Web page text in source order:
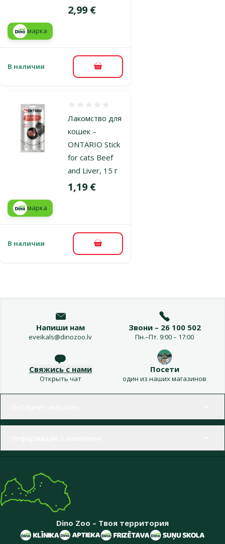
Цена
2,99 €
марка
В наличии В корзину
Лакомство для
кошек –
ONTARIO Stick
for cats Beef
and Liver, 15 г
Цена
1,19 €
марка
В наличии В корзину
Напиши нам
eveikals@dinozoo.lv
Звони – 26 100 502
Пн.–Пт. 9:00 – 17:00
Свяжись с нами
Открыть чат
Посети
один из наших магазинов
Dino Zoo – Твоя территория